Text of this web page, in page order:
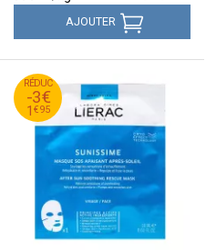
AJOUTER
RÉDUC
-3€
1 €95
4
€
95
1
€
95